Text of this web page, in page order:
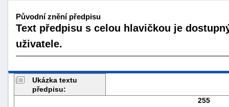
Původní znění předpisu
Text předpisu s celou hlavičkou je
uživatele.
Ukázka textu
předpisu:
255